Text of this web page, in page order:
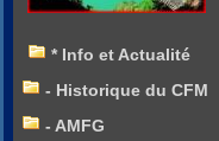
* Info et Actualité
- Historique du CFM
- AMFG